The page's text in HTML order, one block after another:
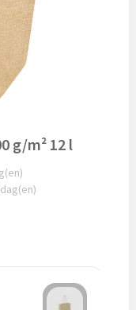
g/m² 12 l